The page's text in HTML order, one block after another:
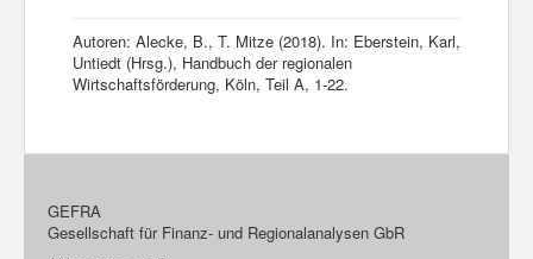
Gesellschafter
Netzwerk
Autoren: Alecke, B., T. Mitze (2018). In: Eberstein, Karl,
Untiedt (Hrsg.), Handbuch der regionalen
Wirtschaftsförderung, Köln, Teil A, 1-22.
GEFRA
Gesellschaft für Finanz- und Regionalanalysen GbR